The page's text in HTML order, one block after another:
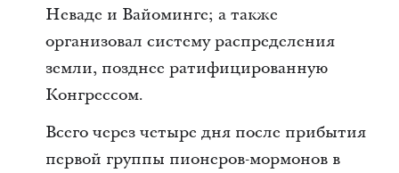
Неваде и Вайоминге; а также
организовал систему распределения
земли, позднее ратифицированную
Конгрессом.
Всего через четыре дня после прибытия
первой группы пионеров-мормонов в